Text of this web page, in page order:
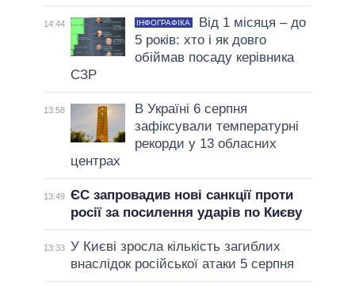
14:44 ІНФОГРАФІКА
Від 1 місяця – до
5 років: хто і як довго
обіймав посаду керівника
СЗР
13:58
В Україні 6 серпня
зафіксували температурні
рекорди у 13 обласних
центрах
13:49 ЄС запровадив нові санкції проти
росії за посилення ударів по Києву
13:33 У Києві зросла кількість загиблих
внаслідок російської атаки 5 серпня